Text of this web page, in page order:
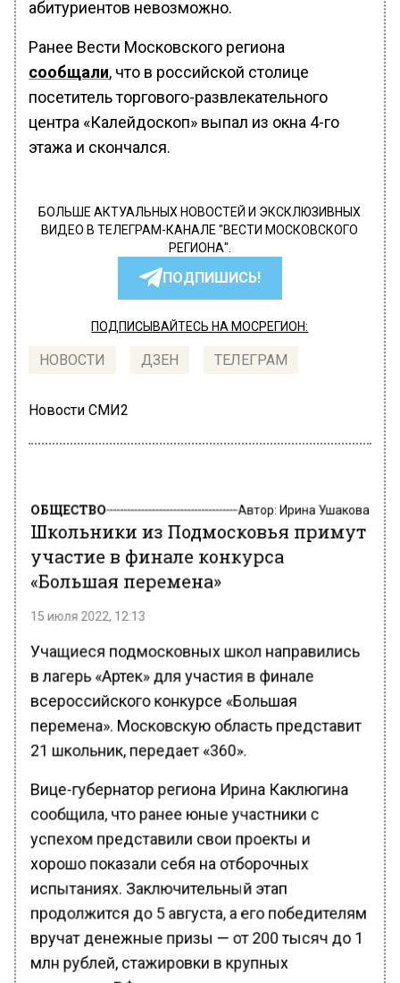
абитуриентов невозможно.
Ранее Вести Московского региона
сообщали, что в российской столице
посетитель торгового-развлекательного
центра «Калейдоскоп» выпал из окна 4-го
этажа и скончался.
БОЛЬШЕ АКТУАЛЬНЫХ НОВОСТЕЙ И ЭКСКЛЮЗИВНЫХ
ВИДЕО В ТЕЛЕГРАМ-КАНАЛЕ "ВЕСТИ МОСКОВСКОГО
РЕГИОНА".
ПОДПИШИСЬ!
ПОДПИСЫВАЙТЕСЬ НА МОСРЕГИОН:
НОВОСТИ ДЗЕН ТЕЛЕГРАМ
Новости СМИ2
ОБЩЕСТВО Автор:Ирина Ушакова
Школьники из Подмосковья примут
участие в финале конкурса
«Большая перемена»
15 июля 2022, 12:13
Учащиеся подмосковных школ направились
в лагерь «Артек» для участия в финале
всероссийского конкурсе «Большая
перемена». Московскую область представит
21 школьник, передает «360».
Вице-губернатор региона Ирина Каклюгина
сообщила, что ранее юные участники с
успехом представили свои проекты и
хорошо показали себя на отборочных
испытаниях. Заключительный этап
продолжится до 5 августа, а его победителям
вручат денежные призы — от 200 тысяч до 1
млн рублей, стажировки в крупных